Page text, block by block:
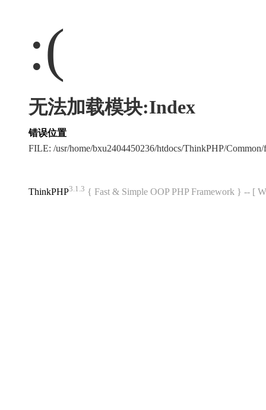
:(
无法加载模块:Index
错误位置
FILE: /usr/home/bxu2404450236/htdocs/ThinkPHP/
ThinkPHP3.1.3 { Fast & Simple OOP PHP Framework } -- [